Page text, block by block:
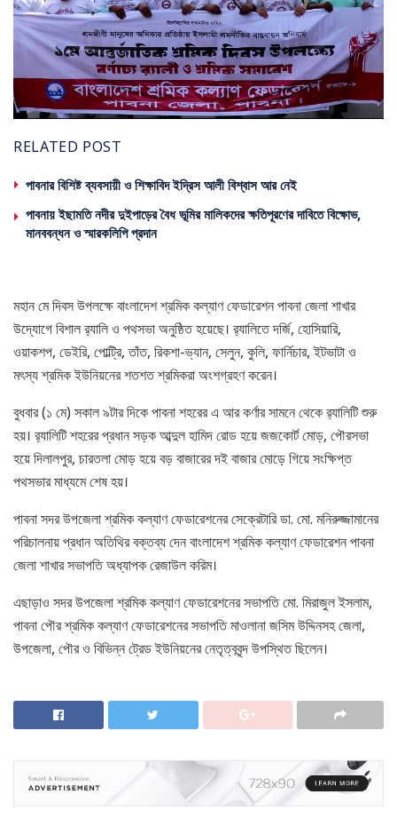
RELATED POST
পাবনার বিশিষ্ট ব্যবসায়ী ও শিক্ষাবিদ ইদ্রিস আলী বিশ্বাস আর নেই
পাবনায় ইছামতি নদীর দুইপাড়ের বৈধ ভূমির মালিকদের ক্ষতিপূরণের দাবিতে বিক্ষোভ,
মানববন্ধন ও স্মারকলিপি প্রদান
মহান মে দিবস উপলক্ষে বাংলাদেশ শ্রমিক কল্যাণ ফেডারেশন পাবনা জেলা শাখার
উদ্যােগে বিশাল র‍্যালি ও পথসভা অনুষ্ঠিত হয়েছে। র‍্যালিতে দর্জি, হোসিয়ারি,
ওয়াকশপ, ডেইরি, পোল্ট্রি, তাঁত, রিকশা-ভ্যান, সেলুন, কুলি, ফার্নিচার, ইটভাটা ও
মৎস্য শ্রমিক ইউনিয়নের শতশত শ্রমিকরা অংশগ্রহণ করেন।
বুধবার (১ মে) সকাল ৯টার দিকে পাবনা শহরের এ আর কর্ণার সামনে থেকে র‍্যালিটি শুরু
হয়। র‍্যালিটি শহরের প্রধান সড়ক আব্দুল হামিদ রোড হয়ে জজকোর্ট মোড়, পৌরসভা
হয়ে দিলালপুর, চারতলা মোড় হয়ে বড় বাজারের দই বাজার মোড়ে গিয়ে সংক্ষিপ্ত
পথসভার মাধ্যমে শেষ হয়।
পাবনা সদর উপজেলা শ্রমিক কল্যাণ ফেডারেশনের সেক্রেটারি ডা. মো. মনিরুজ্জামানের
পরিচালনায় প্রধান অতিথির বক্তব্য দেন বাংলাদেশ শ্রমিক কল্যাণ ফেডারেশন পাবনা
জেলা শাখার সভাপতি অধ্যাপক রেজাউল করিম।
এছাড়াও সদর উপজেলা শ্রমিক কল্যাণ ফেডারেশনের সভাপতি মো. মিরাজুল ইসলাম,
পাবনা পৌর শ্রমিক কল্যাণ ফেডারেশনের সভাপতি মাওলানা জসিম উদ্দিনসহ জেলা,
উপজেলা, পৌর ও বিভিন্ন ট্রেড ইউনিয়নের নেতৃত্ববৃন্দ উপস্থিত ছিলেন।